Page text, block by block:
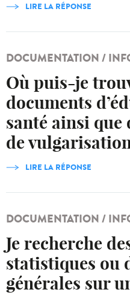
LIRE LA RÉPONSE
DOCUMENTATION /
Où puis-je
documents
santé ainsi que
de
LIRE LA RÉPONSE
DOCUMENTATION /
Je recherche
statistiques ou
générales sur